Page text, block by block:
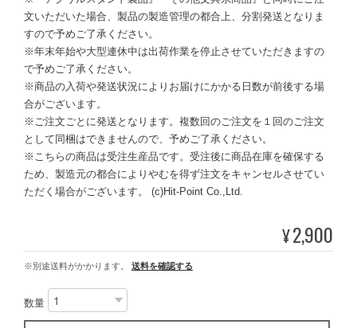
文いただいた場合、製品の製造管理の都合上、分割発送となりま
すので予めご了承ください。
※年末年始や大型連休中は出荷作業を停止させていただきますの
で予めご了承ください。
※商品の入荷や発送状況によりお届けにかかる日数が前後する場
合がございます。
※ご注文ごとに発送となります。複数回のご注文を１回のご注文
として同梱はできませんので、予めご了承ください。
※こちらの商品は受注生産品です。受注後に商品在庫を確保する
ため、製造元の都合によりやむを得ず注文をキャンセルさせてい
ただく場合がございます。 (c)Hit-Point Co.,Ltd.
¥2,900
※別途送料がかかります。 送料を確認する
数量